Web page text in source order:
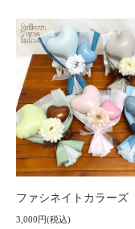
ファシネイトカラーズ
3,000円(税込)